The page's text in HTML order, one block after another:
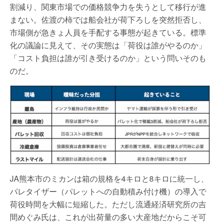
割減り、関東市場での価格競争力を失うとして移行が進
まない。佐渡の柿では船会社が荷下ろしを突然拒否し、
市場側が急きょ人員を手配する事態が起きている。標準
化の議論に見えて、その実態は「荷役は誰がやるのか」
「コスト負担は誰が引き受けるのか」という問いそのも
のだ。
JA熊本市のミカンは箱の規格を4キロと8キロに統一し、
パレタイザー（パレットへの自動積み付け機）の導入で
荷役時間を大幅に短縮した。ただし流通経済研究所の吉
間めぐみ氏は、これが出荷量の多い大産地だからこそ可